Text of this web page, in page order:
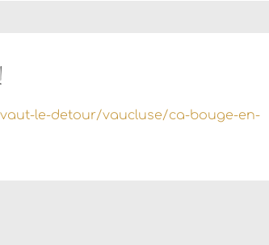
le-detour/vaucluse/ca-bouge-en-